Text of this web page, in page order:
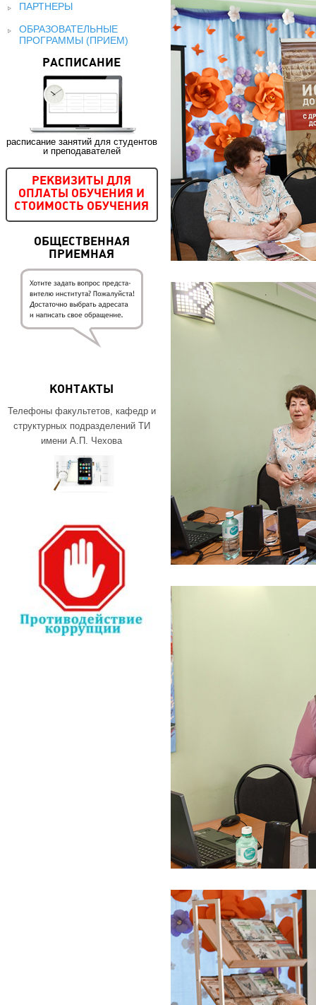
ПАРТНЕРЫ
ОБРАЗОВАТЕЛЬНЫЕ
ПРОГРАММЫ (ПРИЕМ)
РАСПИСАНИЕ
расписание занятий для студентов
и преподавателей
РЕКВИЗИТЫ ДЛЯ
ОПЛАТЫ ОБУЧЕНИЯ И
СТОИМОСТЬ ОБУЧЕНИЯ
ОБЩЕСТВЕННАЯ
ПРИЕМНАЯ
КОНТАКТЫ
Телефоны факультетов, кафедр и
структурных подразделений ТИ
имени А.П. Чехова